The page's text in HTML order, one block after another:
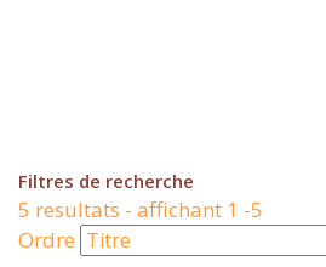
Filtres de recherche
5 resultats - affichant 1 -5
Ordre